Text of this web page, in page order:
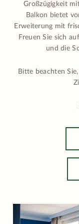
Großzügigkeit
Balkon bietet
Erweiterung mit
Freuen Sie sich
und die
Bitte beachten